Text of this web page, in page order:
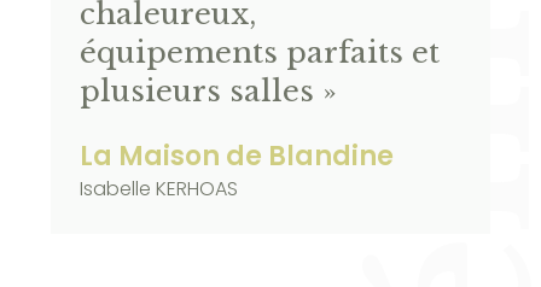
chaleureux,
équipements parfaits et
plusieurs salles »
La Maison de Blandine
Isabelle KERHOAS